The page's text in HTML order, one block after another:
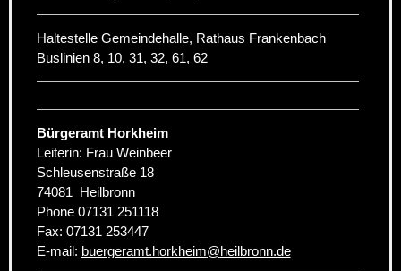
Haltestelle Gemeindehalle, Rathaus Frankenbach
Buslinien 8, 10, 31, 32, 61, 62
Bürgeramt Horkheim
Leiterin: Frau Weinbeer
Schleusenstraße 18
74081 Heilbronn
Phone 07131 251118
Fax: 07131 253447
E-mail: buergeramt.horkheim@heilbronn.de